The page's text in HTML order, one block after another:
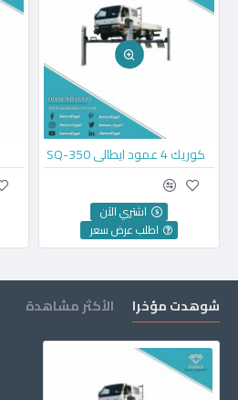
كوريك 4 عمود ايطالي SQ-350
اشتري الآن
اطلب عرض سعر
شوهدت مؤخرا الأكثر مشاهدة